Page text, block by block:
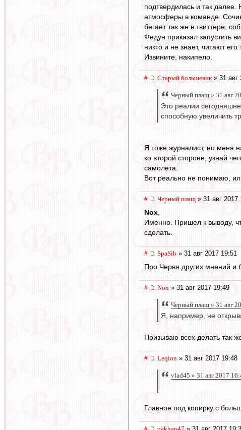
подтвердилась и так
атмосферы в команде.
бегает так же в твиттере,
Федун приказал запустить
никто и не знает, читают
Извините, накипело.
# Старый большевик » 31 авг
Черный плащ » 31 авг
Это реалии
способную увеличить
Я тоже журналист, но меня
ко второй стороне, узнай
самолета.
Вот реально не понимаю,
# Черный плащ » 31 авг 2017
Nox
Именно. Пришел к выводу,
сделать.
# SpaSib » 31 авг 2017 19:51
Про Червя других мнений и
# Nox » 31 авг 2017 19:49
Черный плащ » 31 авг
Я, например, не
Призываю всех делать так
# Leqion » 31 авг 2017 19:48
vlad45 » 31 авг 2017
Главное под копирку с